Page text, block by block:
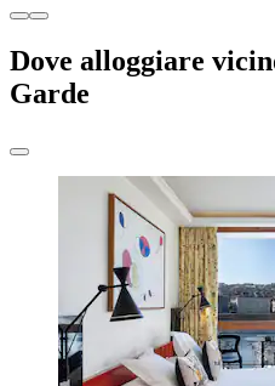
Dove alloggiare
Garde